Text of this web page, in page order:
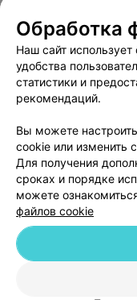
Медицинский
Обработка
Наш сайт
удобства
статистики и
рекомендаций.
Вы можете
cookie или изменить
Для получения
сроках и порядке
можете
файлов cookie